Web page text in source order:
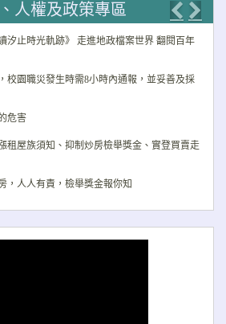
人權及政策專區
汐止時光軌跡》 走進地政檔案世界 翻閱百年
校園職災發生時需8小時內通報，並妥善及採
危害
租屋族須知、抑制炒房檢舉獎金、實登買賣走
，人人有責，檢舉獎金報你知